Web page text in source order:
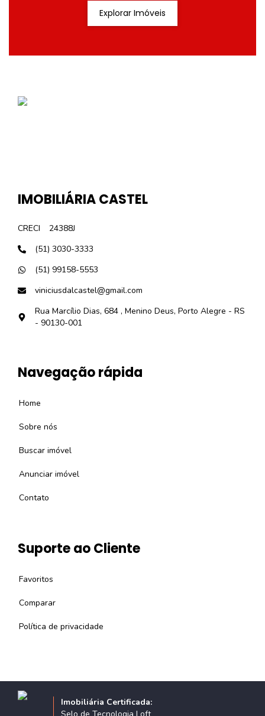
Explorar Imóveis
IMOBILIÁRIA CASTEL
CRECI
24388J
(51) 3030-3333
(51) 99158-5553
viniciusdalcastel@gmail.com
Rua Marcílio Dias, 684 , Menino Deus, Porto Alegre - RS
- 90130-001
Navegação rápida
Home
Sobre nós
Buscar imóvel
Anunciar imóvel
Contato
Suporte ao Cliente
Favoritos
Comparar
Política de privacidade
Imobiliária Certificada: